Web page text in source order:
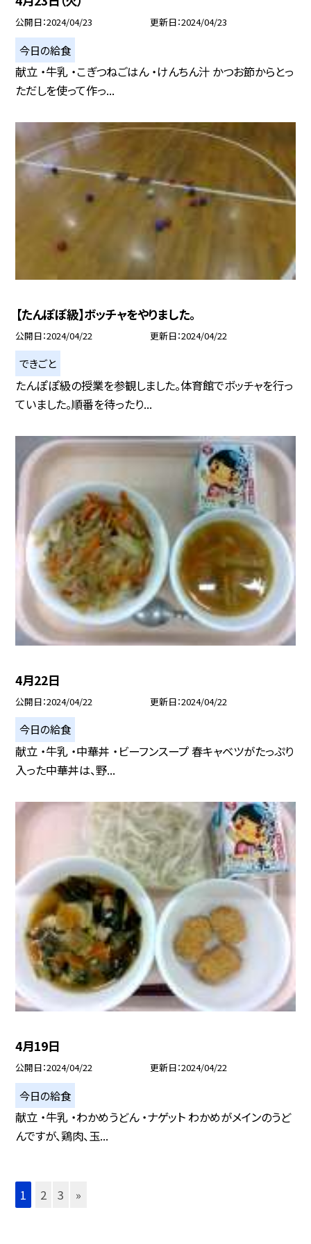
公開日 2024/04/23 更新日 2024/04/23
今日の給食
献立 ・牛乳 ・こぎつねごはん ・けんちん汁 かつお節からとっ
ただしを使って作っ...
【たんぽぽ級】ボッチャをやりました。
公開日 2024/04/22 更新日 2024/04/22
できごと
たんぽぽ級の授業を参観しました。体育館でボッチャを行っ
ていました。順番を待ったり...
4月22日
公開日 2024/04/22 更新日 2024/04/22
今日の給食
献立 ・牛乳 ・中華丼 ・ビーフンスープ 春キャベツがたっぷり
入った中華丼は、野...
4月19日
公開日 2024/04/22 更新日 2024/04/22
今日の給食
献立 ・牛乳 ・わかめうどん ・ナゲット わかめがメインのうど
んですが、鶏肉、玉...
1 2 3 »